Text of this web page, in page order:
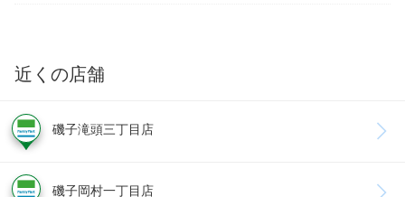
近くの店舗
磯子滝頭三丁目店
磯子岡村一丁目店